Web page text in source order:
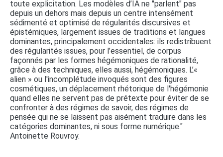
toute explicitation. Les modèles d’IA ne "parlent" pas
depuis un dehors mais depuis un centre intensément
sédimenté et optimisé de régularités discursives et
épistémiques, largement issues de traditions et langues
dominantes, principalement occidentales: ils redistribuent
des régularités issues, pour l’essentiel, de corpus
façonnés par les formes hégémoniques de rationalité,
grâce à des techniques, elles aussi, hégémoniques. L’«
alien » ou l'incomplétude invoqués sont des figures
cosmétiques, un déplacement rhétorique de l'hégémonie
quand elles ne servent pas de prétexte pour éviter de se
confronter à des régimes de savoir, des régimes de
pensée qui ne se laissent pas aisément traduire dans les
catégories dominantes, ni sous forme numérique."
Antoinette Rouvroy.